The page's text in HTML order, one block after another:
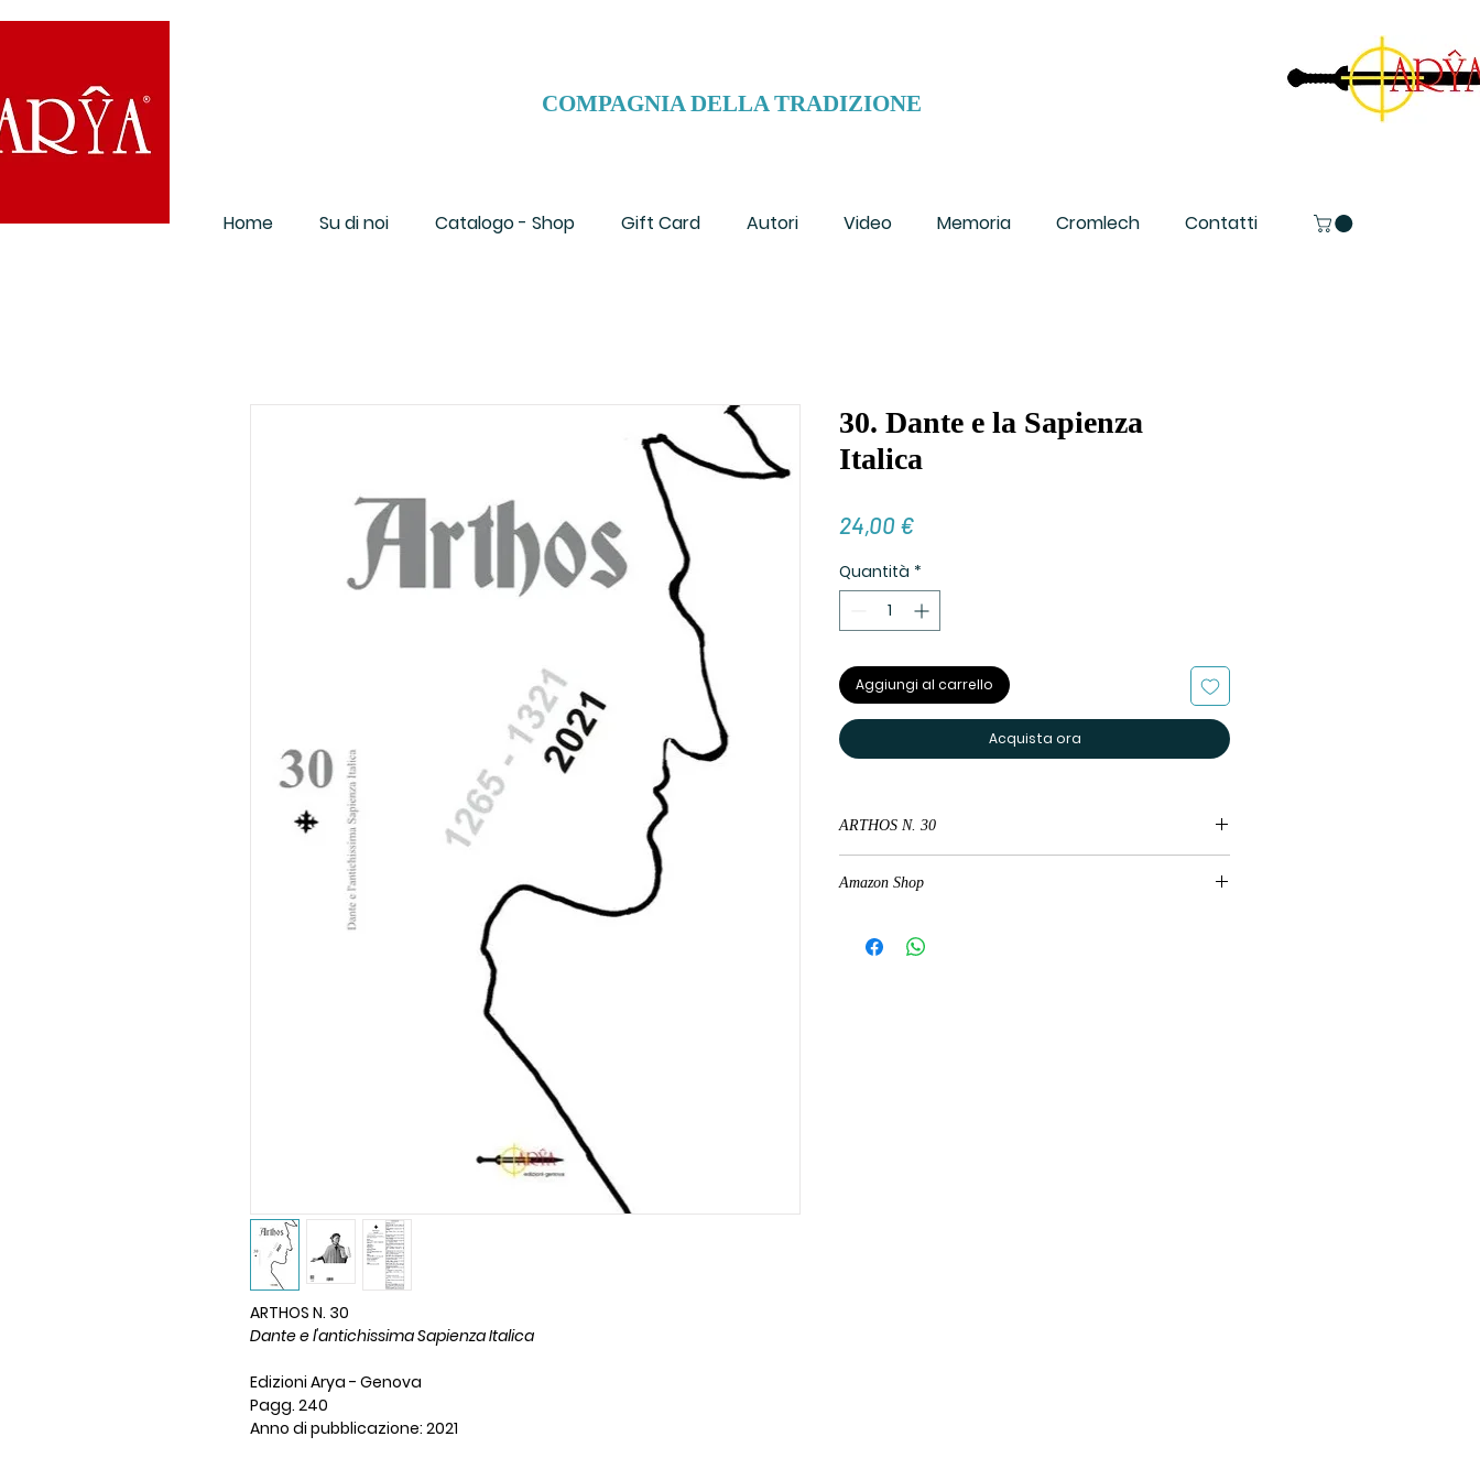
COMPAGNIA DELLA TRADIZIONE
Home Su di noi Catalogo - Shop Gift Card Autori Video Memoria Cromlech Contatti
ARTHOS N. 30
Dante e l'antichissima Sapienza Italica
Edizioni Arya - Genova
Pagg. 240
Anno di pubblicazione: 2021
30. Dante e la Sapienza
Italica
24,00 €Prezzo
Quantità *
Aggiungi al carrello
Acquista ora
ARTHOS N. 30
Amazon Shop